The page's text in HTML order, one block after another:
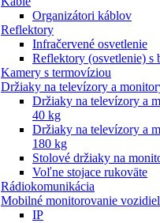
Organizátori káblov
Reflektory
Infračervené osvetlenie
Reflektory (osvetlenie)
Kamery s termovíziou
Držiaky na televízory a
Držiaky na televízory a
40 kg
Držiaky na televízory a
180 kg
Stolové držiaky na
Voľne stojace rukoväte
Rádiokomunikácia
Mobilné monitorovanie vozidiel
IP